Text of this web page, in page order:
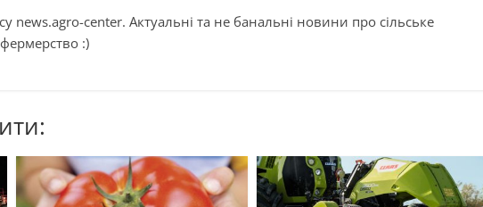
news.agro-center. Актуальні та не банальні новини про сільське
:)